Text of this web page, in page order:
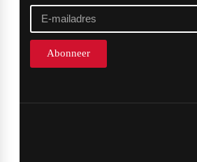
Abonneer